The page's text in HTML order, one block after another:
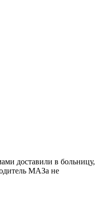
доставили в больницу,
МАЗа не